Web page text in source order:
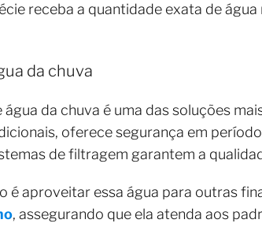
receba a quantidade exata de
da chuva
da chuva é uma das soluções
oferece segurança em
de filtragem garantem a
é aproveitar essa água para outras
, assegurando que ela atenda aos